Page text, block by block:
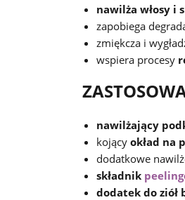
nawilża włosy i
zapobiega
zmiękcza i
wspiera procesy
nawilżający
kojący okład na
dodatkowe
składnik
dodatek do ziół